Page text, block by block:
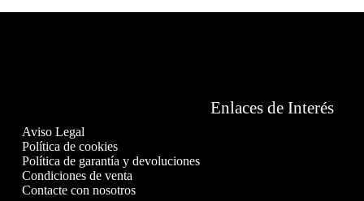
Enlaces de Interés
Aviso Legal
Política de cookies
Política de garantía y devoluciones
Condiciones de venta
Contacte con nosotros